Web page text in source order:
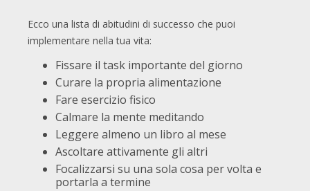
Ecco una lista di abitudini di successo che puoi
implementare nella tua vita:
Fissare il task importante del giorno
Curare la propria alimentazione
Fare esercizio fisico
Calmare la mente meditando
Leggere almeno un libro al mese
Ascoltare attivamente gli altri
Focalizzarsi su una sola cosa per volta e
portarla a termine